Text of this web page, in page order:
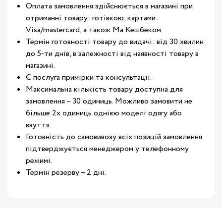
Оплата замовлення здійснюється в магазині при
отриманні товару: готівкою, картами
Visa/mastercard, а також Ма Кешбеком.
Термін готовності товару до видачі: від 30 хвилин
до 5-ти днів, в залежності від наявності товару в
магазині.
Є послуга примірки та консультації.
Максимальна кількість товару доступна для
замовлення – 30 одиниць. Можливо замовити не
більше 2х одиниць однією моделі одягу або
взуття.
Готовність до самовивозу всіх позицій замовлення
підтверджується менеджером у телефонному
режимі.
Термін резерву – 2 дні.